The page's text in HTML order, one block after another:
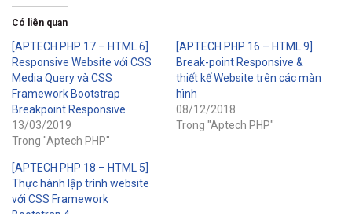
Có liên quan
[APTECH PHP 17 – HTML 6]
Responsive Website với CSS
Media Query và CSS
Framework Bootstrap
Breakpoint Responsive
13/03/2019
Trong "Aptech PHP"
[APTECH PHP 16 – HTML 9]
Break-point Responsive &
thiết kế Website trên các màn
hình
08/12/2018
Trong "Aptech PHP"
[APTECH PHP 18 – HTML 5]
Thực hành lập trình website
với CSS Framework